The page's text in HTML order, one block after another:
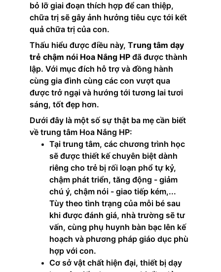
bỏ lỡ giai đoạn thích hợp để can thiệp,
chữa trị sẽ gây ảnh hưởng tiêu cực tới kết
quả chữa trị của con.
Thấu hiểu được điều này, Trung tâm dạy
trẻ chậm nói Hoa Nắng HP đã được thành
lập. Với mục đích hỗ trợ và đồng hành
cùng gia đình cùng các con vượt qua
được trở ngại và hướng tới tương lai tươi
sáng, tốt đẹp hơn.
Dưới đây là một số sự thật ba mẹ cần biết
về trung tâm Hoa Nắng HP:
Tại trung tâm, các chương trình học
sẽ được thiết kế chuyên biệt dành
riêng cho trẻ bị rối loạn phổ tự kỷ,
chậm phát triển, tăng động - giảm
chú ý, chậm nói - giao tiếp kém,...
Tùy theo tình trạng của mỗi bé sau
khi được đánh giá, nhà trường sẽ tư
vấn, cùng phụ huynh bàn bạc lên kế
hoạch và phương pháp giáo dục phù
hợp với con.
Cơ sở vật chất hiện đại, thiết bị dạy